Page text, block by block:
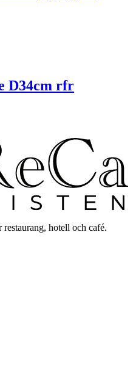
D34cm rfr
hotell och café.